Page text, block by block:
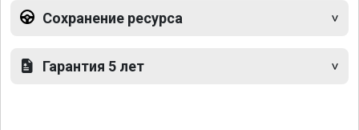
Сохранение ресурса
Гарантия 5 лет